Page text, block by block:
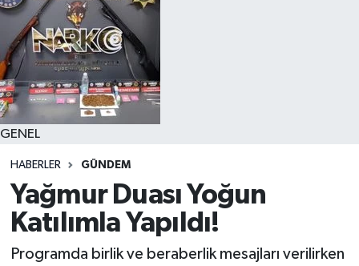
GENEL
HABERLER GÜNDEM
Yağmur Duası Yoğun
Katılımla Yapıldı!
Programda birlik ve beraberlik mesajları verilirken